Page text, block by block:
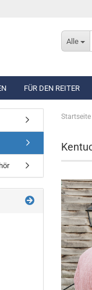
Alle
Edition 2026/2027
F/S 2026
2025/2026
Edition 2025/2026
- Spring/Summer 2025
Limited Edition 2024
- Spring/Summer 2024
2023/2024
Limited Edition 2023
FÜR DEN REITER
Westen, Jacken &
Reithosen
Turnierbekleidung
Startseite